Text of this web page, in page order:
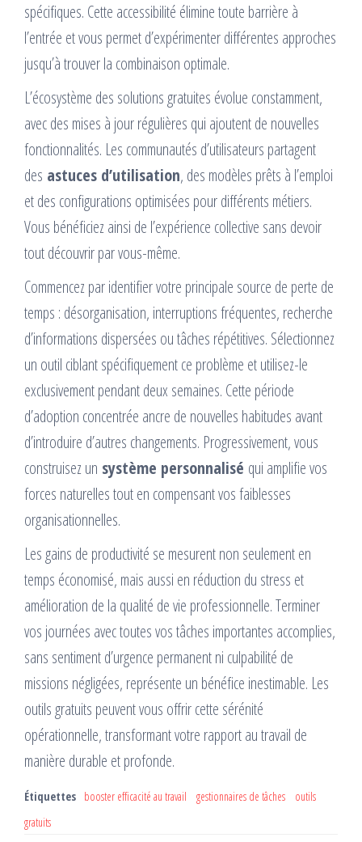
spécifiques. Cette accessibilité élimine toute barrière à
l’entrée et vous permet d’expérimenter différentes approches
jusqu’à trouver la combinaison optimale.
L’écosystème des solutions gratuites évolue constamment,
avec des mises à jour régulières qui ajoutent de nouvelles
fonctionnalités. Les communautés d’utilisateurs partagent
des astuces d’utilisation, des modèles prêts à l’emploi
et des configurations optimisées pour différents métiers.
Vous bénéficiez ainsi de l’expérience collective sans devoir
tout découvrir par vous-même.
Commencez par identifier votre principale source de perte de
temps : désorganisation, interruptions fréquentes, recherche
d’informations dispersées ou tâches répétitives. Sélectionnez
un outil ciblant spécifiquement ce problème et utilisez-le
exclusivement pendant deux semaines. Cette période
d’adoption concentrée ancre de nouvelles habitudes avant
d’introduire d’autres changements. Progressivement, vous
construisez un système personnalisé qui amplifie vos
forces naturelles tout en compensant vos faiblesses
organisationnelles.
Les gains de productivité se mesurent non seulement en
temps économisé, mais aussi en réduction du stress et
amélioration de la qualité de vie professionnelle. Terminer
vos journées avec toutes vos tâches importantes accomplies,
sans sentiment d’urgence permanent ni culpabilité de
missions négligées, représente un bénéfice inestimable. Les
outils gratuits peuvent vous offrir cette sérénité
opérationnelle, transformant votre rapport au travail de
manière durable et profonde.
Étiquettes booster efficacité au travail gestionnaires de tâches
outils
gratuits